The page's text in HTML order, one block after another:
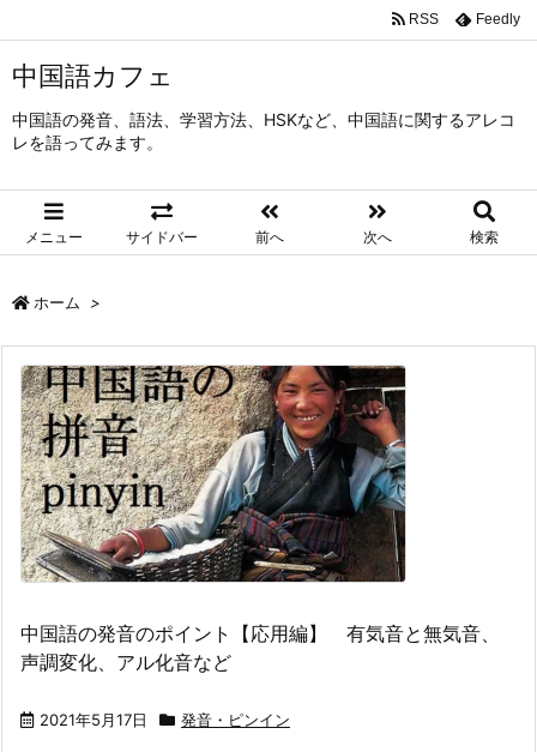
中国語カフェ
中国語の発音、語法、学習方法、HSKなど、中国語に関するアレコ
レを語ってみます。
メニュー サイドバー 前へ 次へ 検索
RSS Feedly
ホーム >
中国語の発音のポイント【応用編】 有気音と無気音、
声調変化、アル化音など
2021年5月17日 発音・ピンイン